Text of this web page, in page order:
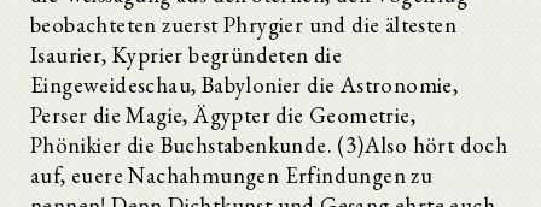
beobachteten zuerst Phrygier und die ältesten
Isaurier, Kyprier begründeten die
Eingeweideschau, Babylonier die Astronomie,
Perser die Magie, Ägypter die Geometrie,
Phönikier die Buchstabenkunde. (3)Also hört doch
auf, euere Nachahmungen Erfindungen zu